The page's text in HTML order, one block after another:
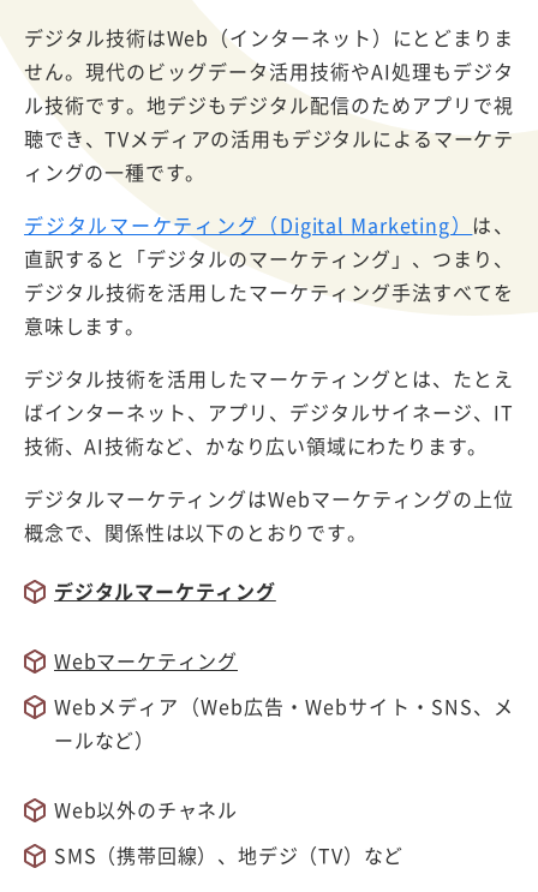
デジタル技術はWeb（インターネット）にとどまりま
せん。現代のビッグデータ活用技術やAI処理もデジタ
ル技術です。地デジもデジタル配信のためアプリで視
聴でき、TVメディアの活用もデジタルによるマーケテ
ィングの一種です。
デジタルマーケティング（Digital Marketing） は、
直訳すると「デジタルのマーケティング」、つまり、
デジタル技術を活用したマーケティング手法すべてを
意味します。
デジタル技術を活用したマーケティングとは、たとえ
ばインターネット、アプリ、デジタルサイネージ、IT
技術、AI技術など、かなり広い領域にわたります。
デジタルマーケティングはWebマーケティングの上位
概念で、関係性は以下のとおりです。
デジタルマーケティング
Webマーケティング
Webメディア（Web広告・Webサイト・SNS、メ
ールなど）
Web以外のチャネル
SMS（携帯回線）、地デジ（TV）など